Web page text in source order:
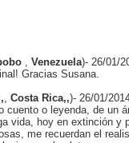
Venezuela)- 26/01/
Gracias Susana.
Costa Rica,,)- 26/01/
cuento o leyenda, de un
vida, hoy en extinción y
me recuerdan el